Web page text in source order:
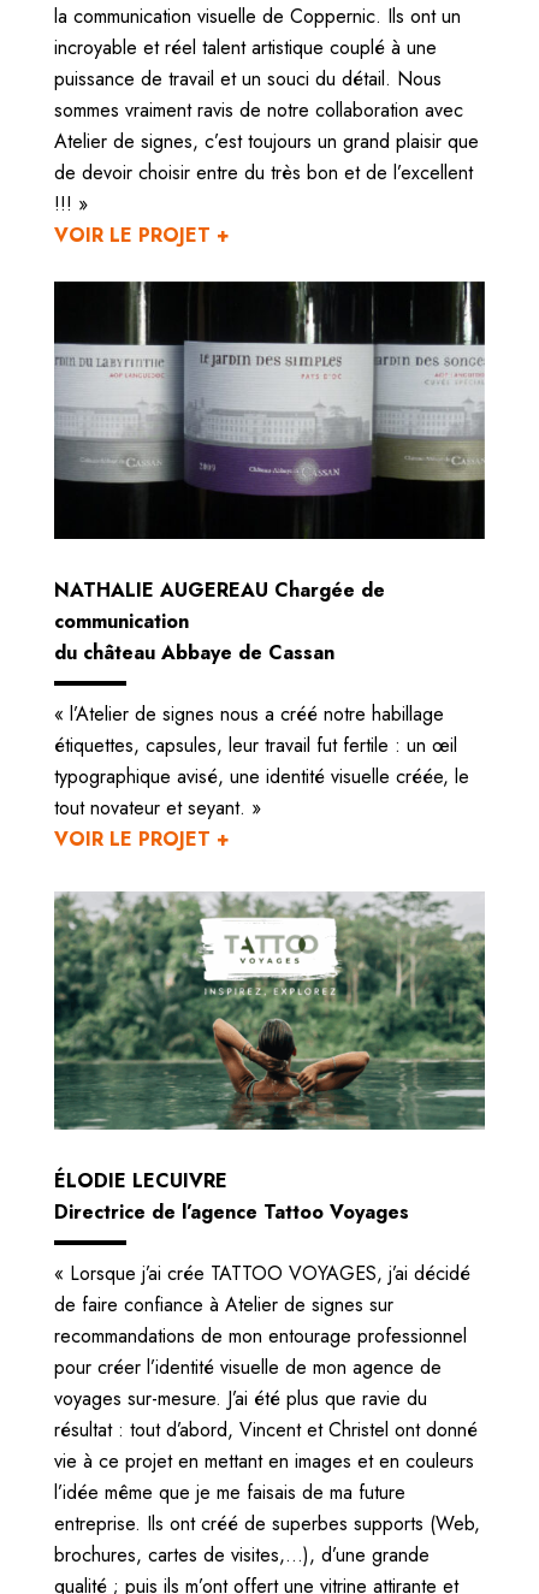
la communication visuelle de Coppernic. Ils ont un
incroyable et réel talent artistique couplé à une
puissance de travail et un souci du détail. Nous
sommes vraiment ravis de notre collaboration avec
Atelier de signes, c’est toujours un grand plaisir que
de devoir choisir entre du très bon et de l’excellent
!!! »
VOIR LE PROJET +
NATHALIE AUGEREAU Chargée de
communication
du château Abbaye de Cassan
« l’Atelier de signes nous a créé notre habillage
étiquettes, capsules, leur travail fut fertile : un œil
typographique avisé, une identité visuelle créée, le
tout novateur et seyant. »
VOIR LE PROJET +
ÉLODIE LECUIVRE
Directrice de l’agence Tattoo Voyages
« Lorsque j’ai crée TATTOO VOYAGES, j’ai décidé
de faire confiance à Atelier de signes sur
recommandations de mon entourage professionnel
pour créer l’identité visuelle de mon agence de
voyages sur-mesure. J’ai été plus que ravie du
résultat : tout d’abord, Vincent et Christel ont donné
vie à ce projet en mettant en images et en couleurs
l’idée même que je me faisais de ma future
entreprise. Ils ont créé de superbes supports (Web,
brochures, cartes de visites,…), d’une grande
qualité ; puis ils m’ont offert une vitrine attirante et